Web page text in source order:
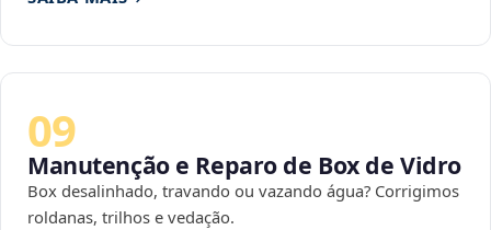
09
Manutenção e Reparo de Box de Vidro
Box desalinhado, travando ou vazando água? Corrigimos
roldanas, trilhos e vedação.